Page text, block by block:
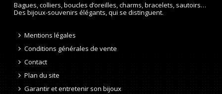
Bagues, colliers, boucles d’oreilles, charms, bracelets, sautoirs…
Des bijoux-souvenirs élégants, qui se distinguent.
Mentions légales
Conditions générales de vente
Contact
Plan du site
Garantir et entretenir son bijoux